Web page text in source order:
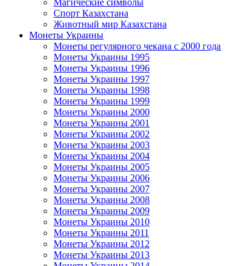
Магические символы
Спорт Казахстана
Животный мир Казахстана
Монеты Украины
Монеты регулярного чекана с 2000 года
Монеты Украины 1995
Монеты Украины 1996
Монеты Украины 1997
Монеты Украины 1998
Монеты Украины 1999
Монеты Украины 2000
Монеты Украины 2001
Монеты Украины 2002
Монеты Украины 2003
Монеты Украины 2004
Монеты Украины 2005
Монеты Украины 2006
Монеты Украины 2007
Монеты Украины 2008
Монеты Украины 2009
Монеты Украины 2010
Монеты Украины 2011
Монеты Украины 2012
Монеты Украины 2013